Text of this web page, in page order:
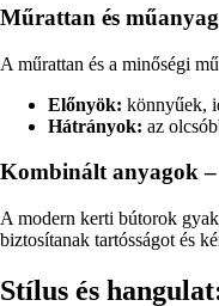
Műrattan és
A műrattan és a minőségi
Előnyök: könnyűek,
Hátrányok: az
Kombinált anyagok
A modern kerti bútorok
biztosítanak tartósságot és
Stílus és